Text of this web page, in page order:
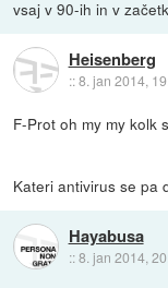
vsaj v 90-ih in v
Heisenberg
::8. jan 2014,
F-Prot oh my my kolk
Kateri antivirus se pa
Hayabusa
::8. jan 2014,